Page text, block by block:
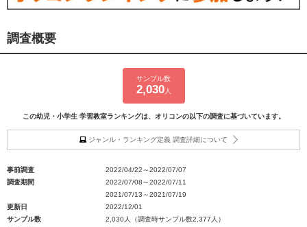
調査概要
サンプル数
2,030人
この幼児・小学生 学習教室ランキングは、オリコンの以下の調査に基づいています。
ジャンル・ランキング定義 調査詳細について
事前調査
2022/04/22～2022/07/07
調査期間
2022/07/08～2022/07/11
2021/07/13～2021/07/19
更新日
2022/12/01
サンプル数
2,030人（調査時サンプル数2,377人）